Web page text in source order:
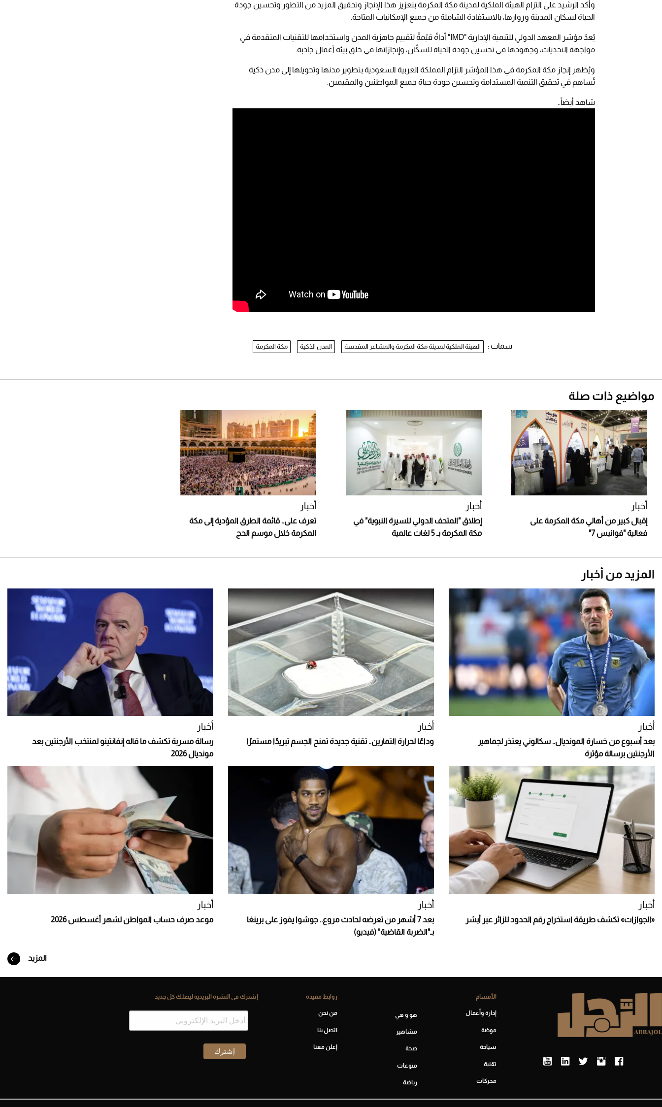
وأكد الرشيد على التزام الهيئة الملكية لمدينة مكة المكرمة بتعزيز هذا الإنجاز وتحقيق المزيد من التطور وتحسين جودة
الحياة لسكان المدينة وزوارها، بالاستفادة الشاملة من جميع الإمكانيات المتاحة.
يُعدّ مؤشر المعهد الدولي للتنمية الإدارية "IMD" أداةً قيّمةً لتقييم جاهزية المدن واستخدامها للتقنيات المتقدمة في
مواجهة التحديات، وجهودها في تحسين جودة الحياة للسكّان، وإنجازاتها في خلق بيئة أعمال جاذبة.
ويُظهر إنجاز مكة المكرمة في هذا المؤشر التزام المملكة العربية السعودية بتطوير مدنها وتحويلها إلى مدن ذكية
تُساهم في تحقيق التنمية المستدامة وتحسين جودة حياة جميع المواطنين والمقيمين.
شاهد أيضاً..
سمات : الهيئة الملكية لمدينة مكة المكرمة والمشاعر المقدسة المدن الذكية مكة المكرمة
مواضيع ذات صلة
أخبار
إقبال كبير من أهالي مكة المكرمة على
فعالية "فوانيس 7"
أخبار
إطلاق "المتحف الدولي للسيرة النبوية" في
مكة المكرمة بـ 5 لغات عالمية
أخبار
تعرف على.. قائمة الطرق المؤدية إلى مكة
المكرمة خلال موسم الحج
المزيد من أخبار
أخبار
بعد أسبوع من خسارة المونديال.. سكالوني يعتذر لجماهير
الأرجنتين برسالة مؤثرة
أخبار
وداعًا لحرارة التمارين.. تقنية جديدة تمنح الجسم تبريدًا مستمرًا
أخبار
رسالة مسربة تكشف ما قاله إنفانتينو لمنتخب الأرجنتين بعد
مونديال 2026
أخبار
«الجوازات» تكشف طريقة استخراج رقم الحدود للزائر عبر أبشر
أخبار
بعد 7 أشهر من تعرضه لحادث مروع.. جوشوا يفوز على برينغا
بـ"الضربة القاضية" (فيديو)
أخبار
موعد صرف حساب المواطن لشهر أغسطس 2026
المزيد
الأقسام
إدارة وأعمال
موضة
سياحة
تقنية
محركات
هو و هي
مشاهير
صحة
منوعات
رياضة
روابط مفيدة
من نحن
اتصل بنا
إعلن معنا
إشترك فى النشرة البريدية ليصلك كل جديد